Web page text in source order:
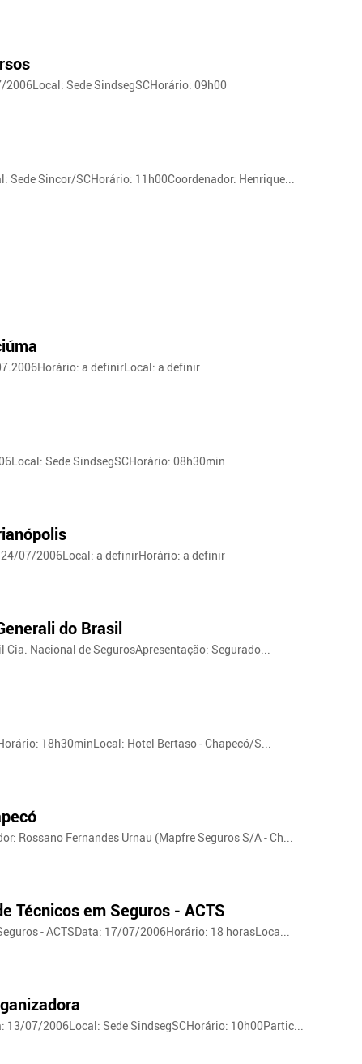
Sede SindsegSCHorário: 09h00
Sincor/SCHorário: 11h00Coordenador: Henrique...
a definirLocal: a definir
Sede SindsegSCHorário: 08h30min
07/2006Local: a definirHorário: a definir
do Brasil
Cia. Nacional de SegurosApresentação: Segurado...
18h30minLocal: Hotel Bertaso - Chapecó/S...
Rossano Fernandes Urnau (Mapfre Seguros S/A - Ch...
Técnicos em Seguros - ACTS
- ACTSData: 17/07/2006Horário: 18 horasLoca...
13/07/2006Local: Sede SindsegSCHorário: 10h00Partic...